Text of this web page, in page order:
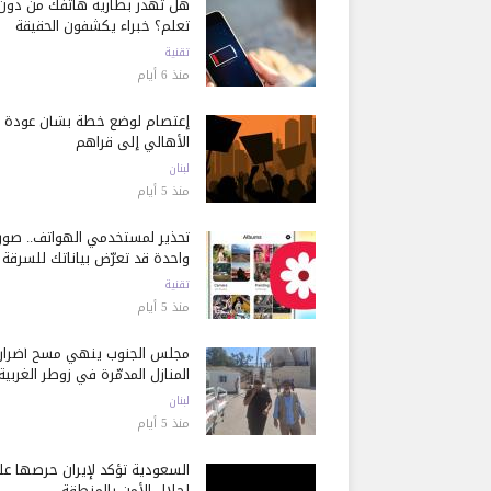
تعلم؟ خبراء يكشفون الحقيقة
تقنية
منذ 6 أيام
إعتصام لوضع خطة بشأن عودة
الأهالي إلى قراهم
لبنان
منذ 5 أيام
تحذير لمستخدمي الهواتف..
واحدة قد تعرّض بياناتك للسرقة
تقنية
منذ 5 أيام
مجلس الجنوب ينهي مسح أضرار
المنازل المدمّرة في زوطر الغربية
لبنان
منذ 5 أيام
السعودية تؤكد لإيران حرصها